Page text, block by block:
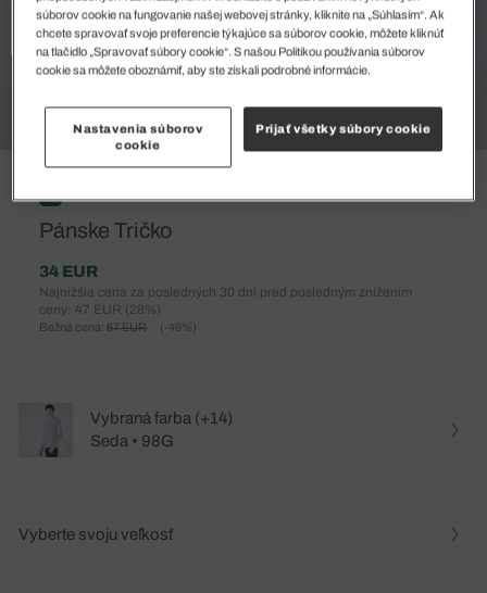
%
Pánske Tričko
34 EUR
Najnižšia cena za posledných 30 dní pred posledným znížením
ceny: 47 EUR (28%)
Bežná cena: 67 EUR (-49%)
Vybraná farba (+14)
Seda • 98G
Vyberte svoju veľkosť
súborov cookie na fungovanie našej webovej stránky, kliknite na „Súhlasím“. Ak
chcete spravovať svoje preferencie týkajúce sa súborov cookie, môžete kliknúť
na tlačidlo „Spravovať súbory cookie“. S našou Politikou používania súborov
cookie sa môžete oboznámiť, aby ste získali podrobné informácie.
Nastavenia súborov
cookie
Prijať všetky súbory cookie